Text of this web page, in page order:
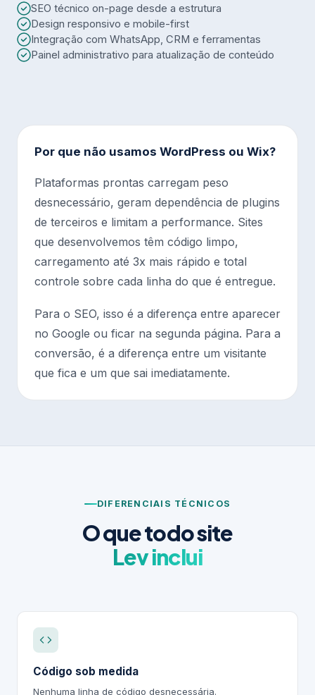
SEO técnico on-page desde a estrutura
Design responsivo e mobile-first
Integração com WhatsApp, CRM e ferramentas
Painel administrativo para atualização de conteúdo
Por que não usamos WordPress ou Wix?
Plataformas prontas carregam peso
desnecessário, geram dependência de plugins
de terceiros e limitam a performance. Sites
que desenvolvemos têm código limpo,
carregamento até 3x mais rápido e total
controle sobre cada linha do que é entregue.
Para o SEO, isso é a diferença entre aparecer
no Google ou ficar na segunda página. Para a
conversão, é a diferença entre um visitante
que fica e um que sai imediatamente.
DIFERENCIAIS TÉCNICOS
O que todo site
Lev inclui
Código sob medida
Nenhuma linha de código desnecessária.